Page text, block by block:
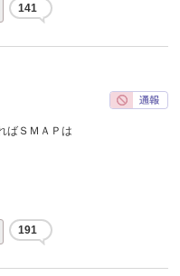
141
ばＳＭＡＰは
191